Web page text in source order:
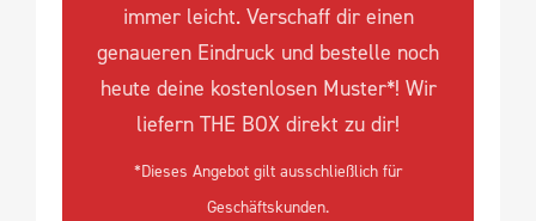
immer leicht. Verschaff dir einen
genaueren Eindruck und bestelle noch
heute deine kostenlosen Muster*! Wir
liefern THE BOX direkt zu dir!
*Dieses Angebot gilt ausschließlich für
Geschäftskunden.